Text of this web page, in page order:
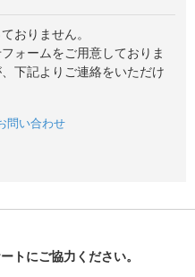
おりません。
ォームをご用意しておりま
下記よりご連絡をいただけ
問い合わせ
トにご協力ください。